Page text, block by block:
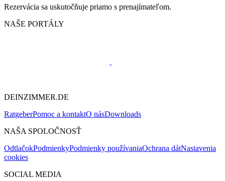
Rezervácia sa uskutočňuje priamo s prenajímateľom.
NAŠE PORTÁLY
DEINZIMMER.DE
RatgeberPomoc a kontaktO násDownloads
NAŠA SPOLOČNOSŤ
OdtlačokPodmienkyPodmienky používaniaOchrana dátNastavenia
cookies
SOCIAL MEDIA